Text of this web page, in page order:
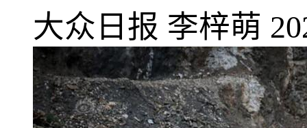
大众日报 李梓萌